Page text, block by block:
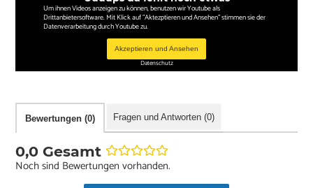
Um ihnen Videos anzeigen zu können, benutzen wir Youtube als
Drittanbietersoftware. Mit Klick auf "Aktezptieren und Ansehen" stimmen sie der
Datenverarbeitung durch Youtube zu.
Akzeptieren und Ansehen
Datenschutz
Bewertungen (0) Fragen und Antworten (0)
0,0 Gesamt
Noch sind Bewertungen vorhanden.